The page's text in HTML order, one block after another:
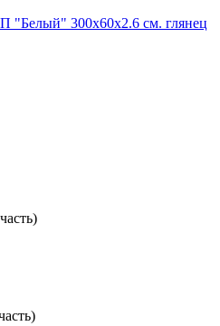
"Белый" 300x60x2.6 см. глянец